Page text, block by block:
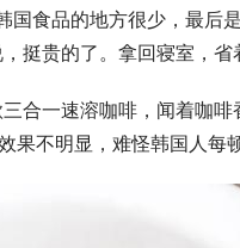
国食品的地方很少，最
挺贵的了。拿回寝室，省
合一速溶咖啡，闻着咖
果不明显，难怪韩国人每